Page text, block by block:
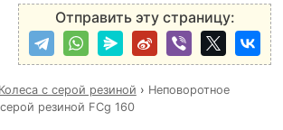
Отправить эту страницу:
Колеса с серой резиной › Неповоротное
резиной FCg 160